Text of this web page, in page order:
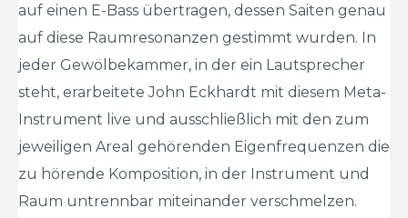
auf einen E-Bass übertragen, dessen Saiten genau
auf diese Raumresonanzen gestimmt wurden. In
jeder Gewölbekammer, in der ein Lautsprecher
steht, erarbeitete John Eckhardt mit diesem Meta-
Instrument live und ausschließlich mit den zum
jeweiligen Areal gehörenden Eigenfrequenzen die
zu hörende Komposition, in der Instrument und
Raum untrennbar miteinander verschmelzen.